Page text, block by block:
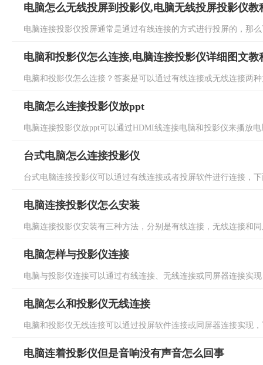
电脑怎么无线投屏到投影仪,电脑无线投屏投影仪教
电脑连接投影仪投屏通常是通过有线连接的方式进行投屏的，那
电脑和投影仪怎么连接,电脑连接投影仪详细图文教
电脑和投影仪怎么连接？答案是可以通过有线连接或无线连接两
电脑怎么连接投影仪放ppt
电脑连接投影仪放ppt可以通过HDMI线连接电脑和投影仪来播放
台式电脑怎么连接投影仪
台式电脑连接投影仪可以通过有线连接或者投屏软件进行连接，
电脑连接投影仪怎么安装
电脑连接投影仪安装有三种方法，分别是有线连接，无线连接和
电脑怎样与投影仪连接
电脑与投影仪连接可以通过有线连接、无线连接或同屏器连接实
电脑怎么和投影仪无线连接
电脑和投影仪无线连接可以通过投屏软件连接或同屏器连接实现
电脑连着投影仪但是音响没有声音怎么回事